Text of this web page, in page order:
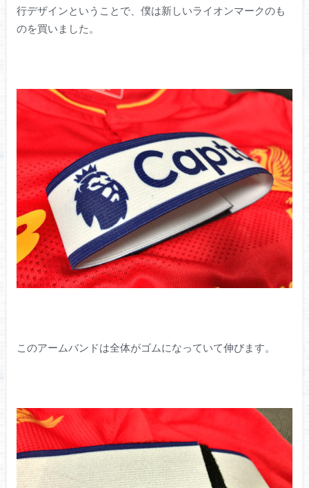
行デザインということで、僕は新しいライオンマークのも
のを買いました。
このアームバンドは全体がゴムになっていて伸びます。